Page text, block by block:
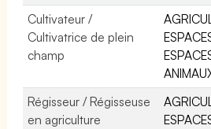
Cultivateur /
Cultivatrice de plein
champ
Régisseur / Régisseuse
en agriculture